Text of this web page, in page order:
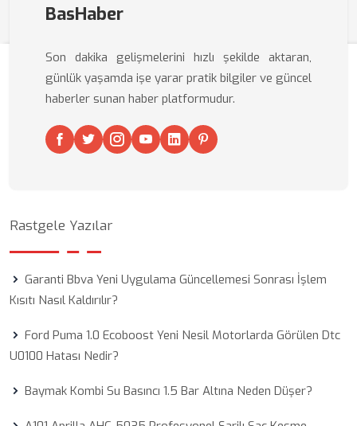
BasHaber
Son dakika gelişmelerini hızlı şekilde aktaran,
günlük yaşamda işe yarar pratik bilgiler ve güncel
haberler sunan haber platformudur.
Rastgele Yazılar
Garanti Bbva Yeni Uygulama Güncellemesi Sonrası İşlem
Kısıtı Nasıl Kaldırılır?
Ford Puma 1.0 Ecoboost Yeni Nesil Motorlarda Görülen Dtc
U0100 Hatası Nedir?
Baymak Kombi Su Basıncı 1.5 Bar Altına Neden Düşer?